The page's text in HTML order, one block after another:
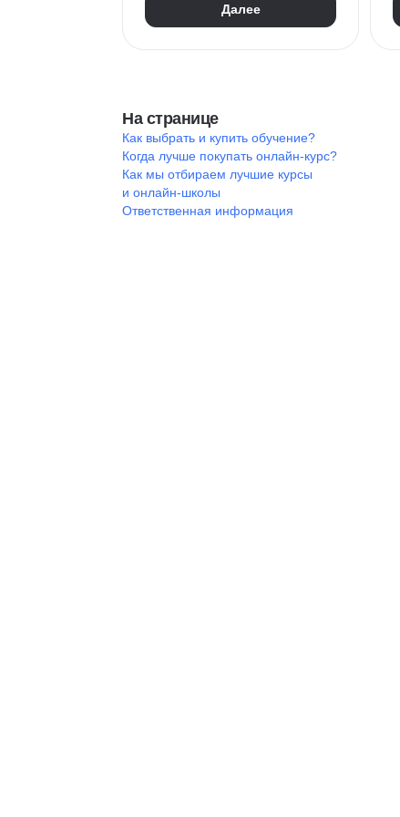
Далее
На странице
Как выбрать и купить обучение?
Когда лучше покупать онлайн-курс?
Как мы отбираем лучшие курсы
и онлайн-школы
Ответственная информация